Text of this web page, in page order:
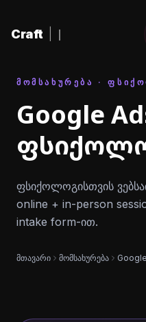
Craft
ᲛᲝᲛᲡᲐᲮᲣᲠᲔᲑᲐ ·
Google
ფსიქოლოგისთვის
online + in-person
intake form-ით.
მთავარი მომსახურება